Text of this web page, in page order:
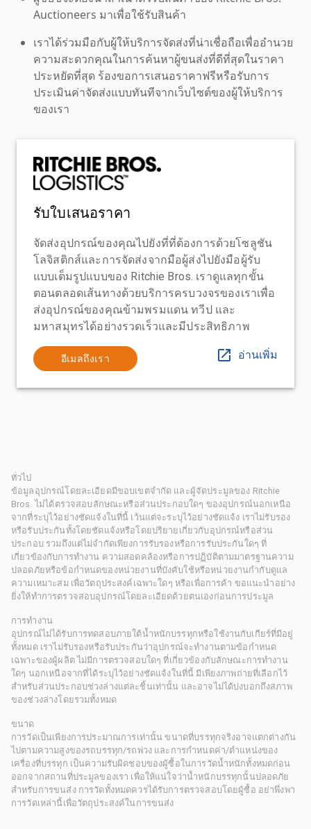
Auctioneers มาเพื่อใช้รับสินค้า
เราได้ร่วมมือกับผู้ให้บริการจัดส่งที่น่าเชื่อถือเพื่ออำนวย
ความสะดวกคุณในการค้นหาผู้ขนส่งที่ดีที่สุดในราคา
ประหยัดที่สุด ร้องขอการเสนอราคาฟรีหรือรับการ
ประเมินค่าจัดส่งแบบทันทีจากเว็บไซต์ของผู้ให้บริการ
ของเรา
รับใบเสนอราคา
จัดส่งอุปกรณ์ของคุณไปยังที่ที่ต้องการด้วยโซลูชัน
โลจิสติกส์และการจัดส่งจากมือผู้ส่งไปยังมือผู้รับ
แบบเต็มรูปแบบของ Ritchie Bros. เราดูแลทุกขั้น
ตอนตลอดเส้นทางด้วยบริการครบวงจรของเราเพื่อ
ส่งอุปกรณ์ของคุณข้ามพรมแดน ทวีป และ
มหาสมุทรได้อย่างรวดเร็วและมีประสิทธิภาพ
อีเมลถึงเรา อ่านเพิ่ม
ทั่วไป
ข้อมูลอุปกรณ์โดยละเอียดมีขอบเขตจำกัด และผู้จัดประมูลของ Ritchie
Bros. ไม่ได้ตรวจสอบลักษณะหรือส่วนประกอบใดๆ ของอุปกรณ์นอกเหนือ
จากที่ระบุไว้อย่างชัดแจ้งในที่นี้ เว้นแต่จะระบุไว้อย่างชัดแจ้ง เราไม่รับรอง
หรือรับประกันทั้งโดยชัดแจ้งหรือโดยปริยายเกี่ยวกับอุปกรณ์หรือส่วน
ประกอบ รวมถึงแต่ไม่จำกัดเพียงการรับรองหรือการรับประกันใดๆ ที่
เกี่ยวข้องกับการทำงาน ความสอดคล้องหรือการปฏิบัติตามมาตรฐานความ
ปลอดภัยหรือข้อกำหนดของหน่วยงานที่บังคับใช้หรือหน่วยงานกำกับดูแล
ความเหมาะสม เพื่อวัตถุประสงค์เฉพาะใดๆ หรือเพื่อการค้า ขอแนะนำอย่าง
ยิ่งให้ทำการตรวจสอบอุปกรณ์โดยละเอียดด้วยตนเองก่อนการประมูล
การทำงาน
อุปกรณ์ไม่ได้รับการทดสอบภายใต้น้ำหนักบรรทุกหรือใช้งานกับเกียร์ที่มีอยู่
ทั้งหมด เราไม่รับรองหรือรับประกันว่าอุปกรณ์จะทำงานตามข้อกำหนด
เฉพาะของผู้ผลิต ไม่มีการตรวจสอบใดๆ ที่เกี่ยวข้องกับลักษณะการทำงาน
ใดๆ นอกเหนือจากที่ได้ระบุไว้อย่างชัดแจ้งในที่นี้ มีเพียงภาพถ่ายที่เลือกไว้
สำหรับส่วนประกอบช่วงล่างแต่ละชิ้นเท่านั้น และอาจไม่ได้บ่งบอกถึงสภาพ
ของช่วงล่างโดยรวมทั้งหมด
ขนาด
การวัดเป็นเพียงการประมาณการเท่านั้น ขนาดที่บรรทุกจริงอาจแตกต่างกัน
ไปตามความสูงของรถบรรทุก/รถพ่วง และการกำหนดค่า/ตำแหน่งของ
เครื่องที่บรรทุก เป็นความรับผิดชอบของผู้ซื้อในการวัดน้ำหนักทั้งหมดก่อน
ออกจากสถานที่ประมูลของเรา เพื่อให้แน่ใจว่าน้ำหนักบรรทุกนั้นปลอดภัย
สำหรับการขนส่ง การวัดทั้งหมดควรได้รับการตรวจสอบโดยผู้ซื้อ อย่าพึ่งพา
การวัดเหล่านี้เพื่อวัตถุประสงค์ในการขนส่ง